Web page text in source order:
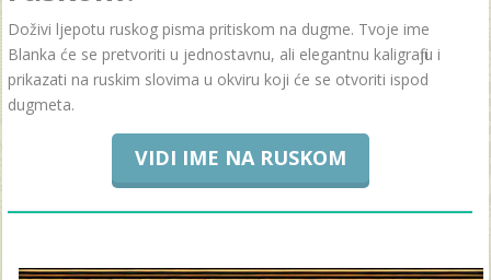
Doživi ljepotu ruskog pisma pritiskom na dugme. Tvoje ime
Blanka će se pretvoriti u jednostavnu, ali elegantnu kaligrafiju i
prikazati na ruskim slovima u okviru koji će se otvoriti ispod
dugmeta.
VIDI IME NA RUSKOM